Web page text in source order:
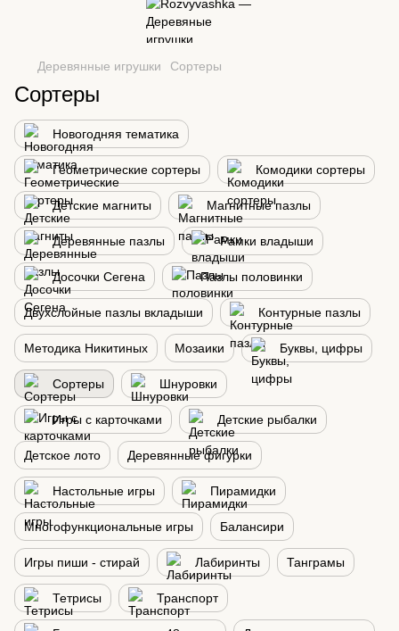
Деревянные игрушки Сортеры
Сортеры
Новогодняя тематика
Геометрические сортеры Комодики сортеры
Детские магниты Магнитные пазлы
Деревянные пазлы Рамки владыши
Досочки Сегена Пазлы половинки
Двухслойные пазлы вкладыши Контурные пазлы
Методика Никитиных Мозаики Буквы, цифры
Сортеры Шнуровки
Игры с карточками Детские рыбалки
Детское лото Деревянные фигурки
Настольные игры Пирамидки
Многофункциональные игры Балансири
Игры пиши - стирай Лабиринты Танграмы
Тетрисы Транспорт